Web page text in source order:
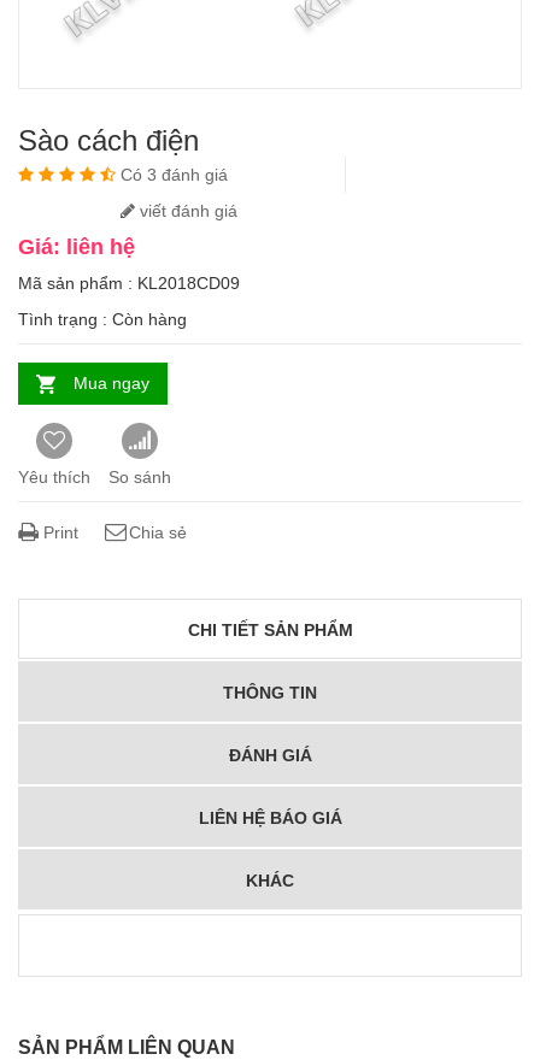
Sào cách điện
Có 3 đánh giá
viết đánh giá
Giá: liên hệ
Mã sản phẩm : KL2018CD09
Tình trạng : Còn hàng
Mua ngay
Yêu thích So sánh
Print Chia sẻ
CHI TIẾT SẢN PHẨM
THÔNG TIN
ĐÁNH GIÁ
LIÊN HỆ BÁO GIÁ
KHÁC
SẢN PHẨM LIÊN QUAN